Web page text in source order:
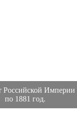
Российской Империи
по 1881 год.